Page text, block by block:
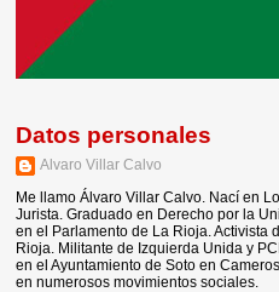
Datos personales
Alvaro Villar Calvo
Me llamo Álvaro Villar Calvo. Nací en
Jurista. Graduado en Derecho por la
en el Parlamento de La Rioja. Activista
Rioja. Militante de Izquierda Unida y
en el Ayuntamiento de Soto en
en numerosos movimientos sociales.